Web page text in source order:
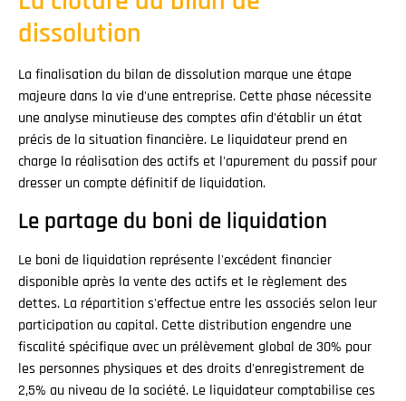
dissolution
La finalisation du bilan de dissolution marque une étape
majeure dans la vie d'une entreprise. Cette phase nécessite
une analyse minutieuse des comptes afin d'établir un état
précis de la situation financière. Le liquidateur prend en
charge la réalisation des actifs et l'apurement du passif pour
dresser un compte définitif de liquidation.
Le partage du boni de liquidation
Le boni de liquidation représente l'excédent financier
disponible après la vente des actifs et le règlement des
dettes. La répartition s'effectue entre les associés selon leur
participation au capital. Cette distribution engendre une
fiscalité spécifique avec un prélèvement global de 30% pour
les personnes physiques et des droits d'enregistrement de
2,5% au niveau de la société. Le liquidateur comptabilise ces